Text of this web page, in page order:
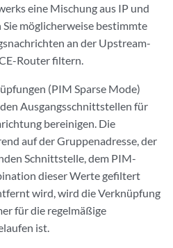
eine Mischung aus IP und
möglicherweise bestimmte
an der Upstream-
Router filtern.
(PIM Sparse Mode)
Ausgangsschnittstellen für
bereinigen. Die
auf der Gruppenadresse, der
Schnittstelle, dem PIM-
dieser Werte gefiltert
wird, wird die Verknüpfung
für die regelmäßige
ist.